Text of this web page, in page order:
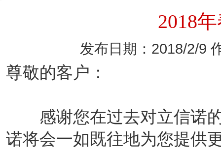
2018
发布日期：2018/2/9
尊敬的客户：
感谢您在过去对立信诺的
诺将会一如既往地为您提供